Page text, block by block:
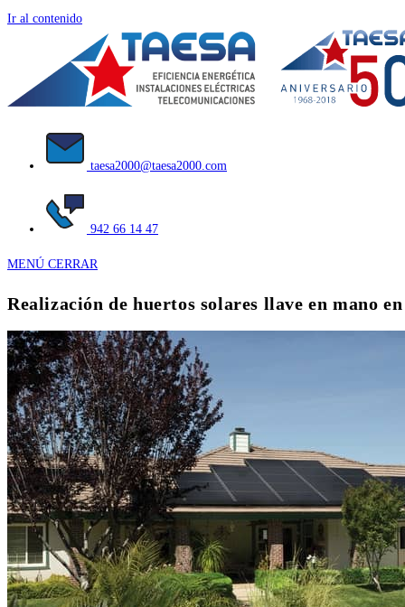
Ir al contenido
taesa2000@taesa2000.com
942 66 14 47
MENÚ CERRAR
Realización de huertos solares llave en mano